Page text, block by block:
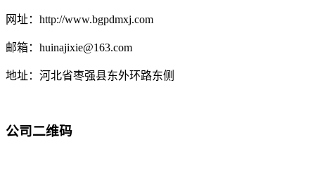
网址：http://www.bgpdmxj.com
邮箱：huinajixie@163.com
地址：河北省枣强县东外环路东侧
公司二维码